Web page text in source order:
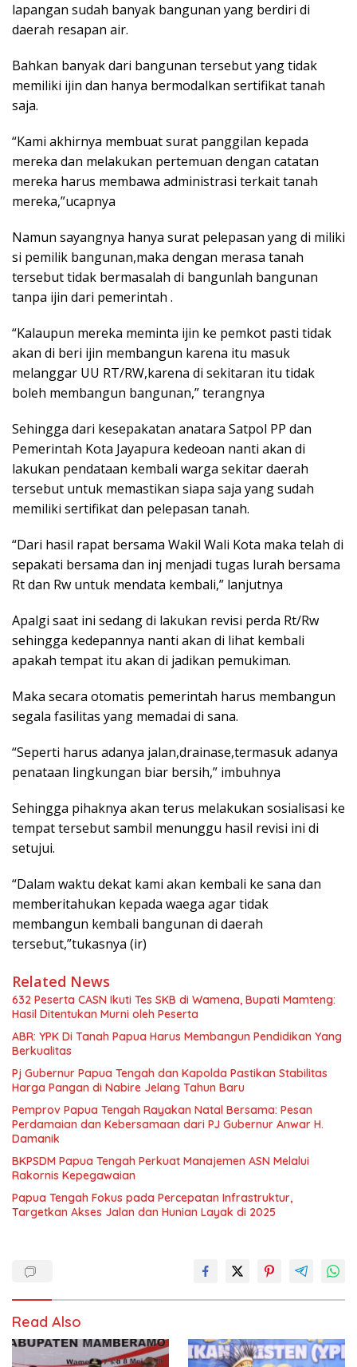
lapangan sudah banyak bangunan yang berdiri di
daerah resapan air.
Bahkan banyak dari bangunan tersebut yang tidak
memiliki ijin dan hanya bermodalkan sertifikat tanah
saja.
“Kami akhirnya membuat surat panggilan kepada
mereka dan melakukan pertemuan dengan catatan
mereka harus membawa administrasi terkait tanah
mereka,”ucapnya
Namun sayangnya hanya surat pelepasan yang di miliki
si pemilik bangunan,maka dengan merasa tanah
tersebut tidak bermasalah di bangunlah bangunan
tanpa ijin dari pemerintah .
“Kalaupun mereka meminta ijin ke pemkot pasti tidak
akan di beri ijin membangun karena itu masuk
melanggar UU RT/RW,karena di sekitaran itu tidak
boleh membangun bangunan,” terangnya
Sehingga dari kesepakatan anatara Satpol PP dan
Pemerintah Kota Jayapura kedeoan nanti akan di
lakukan pendataan kembali warga sekitar daerah
tersebut untuk memastikan siapa saja yang sudah
memiliki sertifikat dan pelepasan tanah.
“Dari hasil rapat bersama Wakil Wali Kota maka telah di
sepakati bersama dan inj menjadi tugas lurah bersama
Rt dan Rw untuk mendata kembali,” lanjutnya
Apalgi saat ini sedang di lakukan revisi perda Rt/Rw
sehingga kedepannya nanti akan di lihat kembali
apakah tempat itu akan di jadikan pemukiman.
Maka secara otomatis pemerintah harus membangun
segala fasilitas yang memadai di sana.
“Seperti harus adanya jalan,drainase,termasuk adanya
penataan lingkungan biar bersih,” imbuhnya
Sehingga pihaknya akan terus melakukan sosialisasi ke
tempat tersebut sambil menunggu hasil revisi ini di
setujui.
“Dalam waktu dekat kami akan kembali ke sana dan
memberitahukan kepada waega agar tidak
membangun kembali bangunan di daerah
tersebut,”tukasnya (ir)
Related News
632 Peserta CASN Ikuti Tes SKB di Wamena, Bupati Mamteng:
Hasil Ditentukan Murni oleh Peserta
ABR: YPK Di Tanah Papua Harus Membangun Pendidikan Yang
Berkualitas
Pj Gubernur Papua Tengah dan Kapolda Pastikan Stabilitas
Harga Pangan di Nabire Jelang Tahun Baru
Pemprov Papua Tengah Rayakan Natal Bersama: Pesan
Perdamaian dan Kebersamaan dari PJ Gubernur Anwar H.
Damanik
BKPSDM Papua Tengah Perkuat Manajemen ASN Melalui
Rakornis Kepegawaian
Papua Tengah Fokus pada Percepatan Infrastruktur,
Targetkan Akses Jalan dan Hunian Layak di 2025
Read Also